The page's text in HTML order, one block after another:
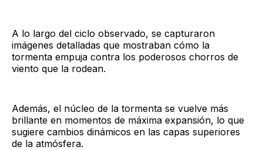
A lo largo del ciclo observado, se capturaron
imágenes detalladas que mostraban cómo la
tormenta empuja contra los poderosos chorros de
viento que la rodean.
Además, el núcleo de la tormenta se vuelve más
brillante en momentos de máxima expansión, lo que
sugiere cambios dinámicos en las capas superiores
de la atmósfera.